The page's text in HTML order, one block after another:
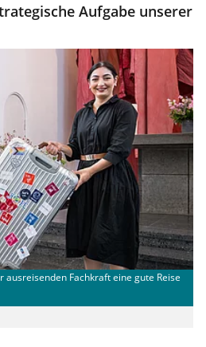
Aufgabe unserer
ausreisenden Fachkraft eine gute Reise